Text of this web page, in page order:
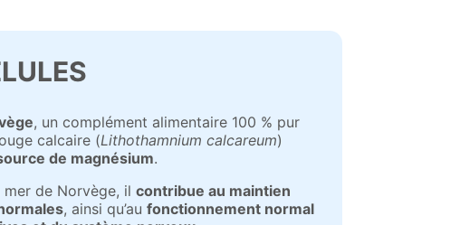
, un complément alimentaire 100 % pur
calcaire (Lithothamnium calcareum)
de magnésium.
de Norvège, il contribue au maintien
, ainsi qu’au fonctionnement normal